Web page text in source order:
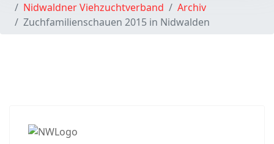
Nidwaldner Viehzuchtverband
Archiv
Zuchfamilienschauen 2015 in Nidwalden